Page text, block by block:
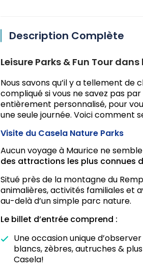
Description Complète
Leisure Parks & Fun Tour
Nous savons qu’il y a tellement
compliqué si vous ne savez pas
entièrement personnalisé, pour
une seule journée. Voici comment
Visite du Casela Nature Parks
Aucun voyage à Maurice ne
des attractions les plus connues
Situé près de la montagne du
animalières, activités familiales et
au-delà d’un simple parc nature.
Le billet d’entrée comprend :
Une occasion unique
blancs, zèbres, autruches &
Casela!